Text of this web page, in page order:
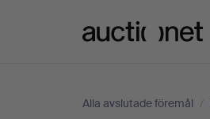
Alla avslutade föremål /